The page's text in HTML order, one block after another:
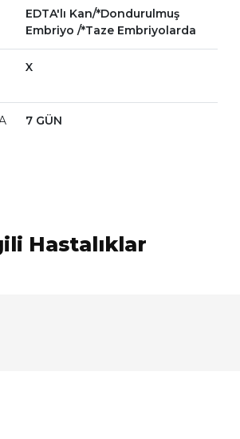
EDTA'lı Kan/*Dondurulmuş
Embriyo /*Taze Embriyolarda
X
7 GÜN
Hastalıklar